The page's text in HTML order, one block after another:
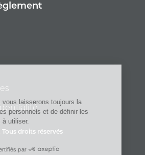
droits réservés